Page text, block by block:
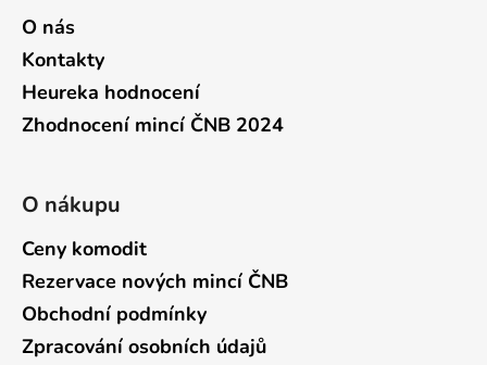
O nás
Kontakty
Heureka hodnocení
Zhodnocení mincí ČNB 2024
O nákupu
Ceny komodit
Rezervace nových mincí ČNB
Obchodní podmínky
Zpracování osobních údajů